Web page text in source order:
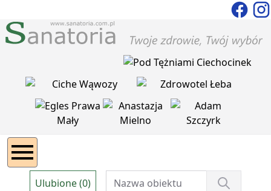
Ulubione (0)